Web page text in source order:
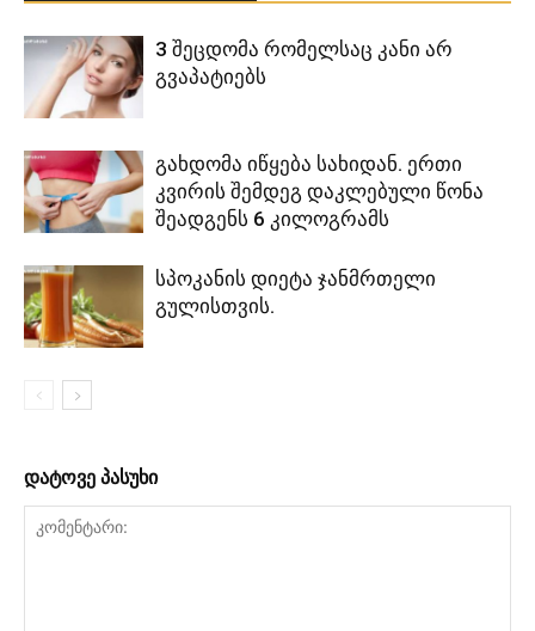
3 შეცდომა რომელსაც კანი არ
გვაპატიებს
გახდომა იწყება სახიდან. ერთი
კვირის შემდეგ დაკლებული წონა
შეადგენს 6 კილოგრამს
სპოკანის დიეტა ჯანმრთელი
გულისთვის.
დატოვე პასუხი